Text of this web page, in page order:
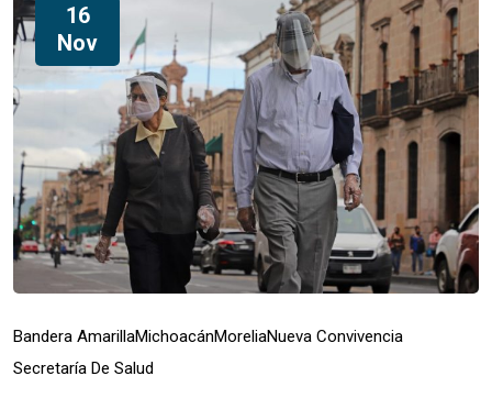
16
Nov
Bandera AmarillaMichoacánMoreliaNueva Convivencia
Secretaría De Salud